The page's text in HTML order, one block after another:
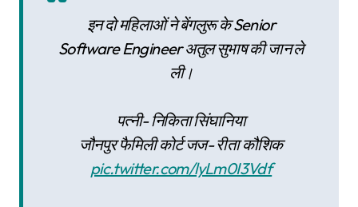
इन दो महिलाओं ने बेंगलुरू के Senior
Software Engineer अतुल सुभाष की जान ले
ली।
पत्नी- निकिता सिंघानिया
जौनपुर फैमिली कोर्ट जज- रीता कौशिक
pic.twitter.com/lyLm0I3Vdf